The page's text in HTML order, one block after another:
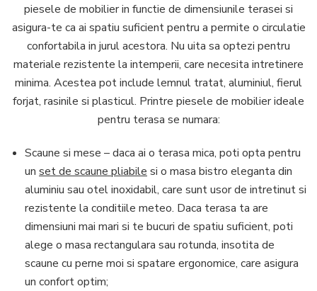
piesele de mobilier in functie de dimensiunile terasei si
asigura-te ca ai spatiu suficient pentru a permite o circulatie
confortabila in jurul acestora. Nu uita sa optezi pentru
materiale rezistente la intemperii, care necesita intretinere
minima. Acestea pot include lemnul tratat, aluminiul, fierul
forjat, rasinile si plasticul. Printre piesele de mobilier ideale
pentru terasa se numara:
Scaune si mese – daca ai o terasa mica, poti opta pentru
un set de scaune pliabile si o masa bistro eleganta din
aluminiu sau otel inoxidabil, care sunt usor de intretinut si
rezistente la conditiile meteo. Daca terasa ta are
dimensiuni mai mari si te bucuri de spatiu suficient, poti
alege o masa rectangulara sau rotunda, insotita de
scaune cu perne moi si spatare ergonomice, care asigura
un confort optim;